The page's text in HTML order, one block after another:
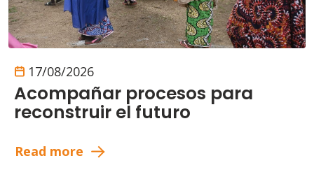
17/08/2026
Acompañar procesos para
reconstruir el futuro
Read more